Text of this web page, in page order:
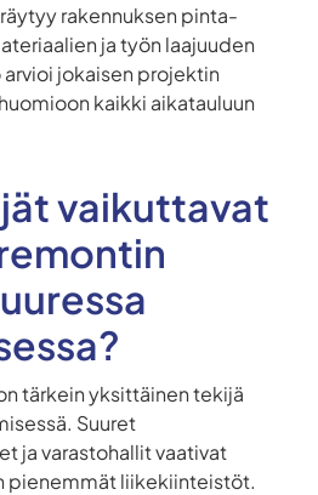
rakennuksen pinta-
ja työn laajuuden
jokaisen projektin
kaikki aikatauluun
vaikuttavat
tärkein yksittäinen tekijä
Suuret
ja varastohallit vaativat
pienemmät liikekiinteistöt.